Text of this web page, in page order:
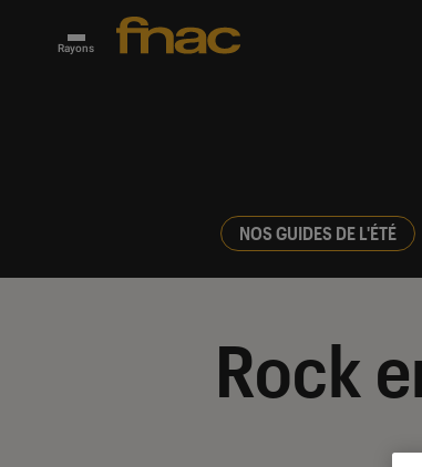
Rayons
NOS GUIDES DE L'ÉTÉ
Rock